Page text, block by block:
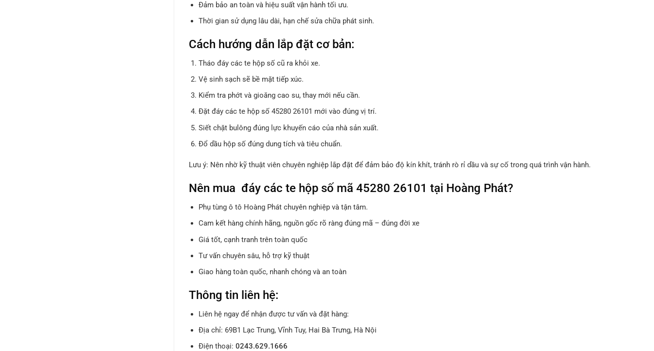
Đảm bảo an toàn và hiệu suất vận hành tối ưu.
Thời gian sử dụng lâu dài, hạn chế sửa chữa phát sinh.
Cách hướng dẫn lắp đặt cơ bản:
Tháo đáy các te hộp số cũ ra khỏi xe.
Vệ sinh sạch sẽ bề mặt tiếp xúc.
Kiểm tra phớt và gioăng cao su, thay mới nếu cần.
Đặt đáy các te hộp số 45280 26101 mới vào đúng vị trí.
Siết chặt bulông đúng lực khuyến cáo của nhà sản xuất.
Đổ dầu hộp số đúng dung tích và tiêu chuẩn.
Lưu ý: Nên nhờ kỹ thuật viên chuyên nghiệp lắp đặt để đảm bảo độ kín khít, tránh rò rỉ dầu và sự cố trong quá trình vận hành.
Nên mua đáy các te hộp số mã 45280 26101 tại Hoàng Phát?
Phụ tùng ô tô Hoàng Phát chuyên nghiệp và tận tâm.
Cam kết hàng chính hãng, nguồn gốc rõ ràng đúng mã – đúng đời xe
Giá tốt, cạnh tranh trên toàn quốc
Tư vấn chuyên sâu, hỗ trợ kỹ thuật
Giao hàng toàn quốc, nhanh chóng và an toàn
Thông tin liên hệ:
Liên hệ ngay để nhận được tư vấn và đặt hàng:
Địa chỉ: 69B1 Lạc Trung, Vĩnh Tuy, Hai Bà Trưng, Hà Nội
Điện thoại: 0243.629.1666